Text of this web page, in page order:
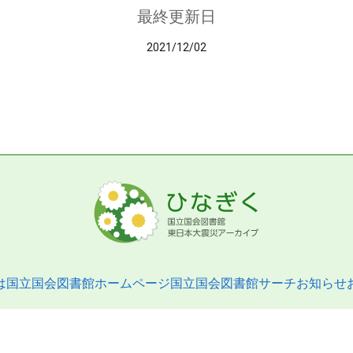
最終更新日
2021/12/02
国立国会図書館ホームページ国立国会図書館サーチお知らせ